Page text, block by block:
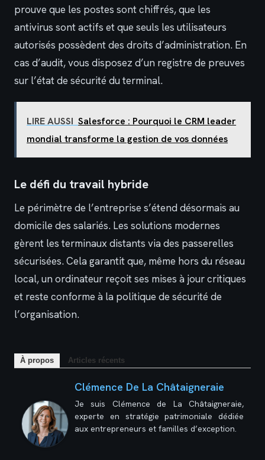
prouve que les postes sont chiffrés, que les
antivirus sont actifs et que seuls les utilisateurs
autorisés possèdent des droits d’administration. En
cas d’audit, vous disposez d’un registre de preuves
sur l’état de sécurité du terminal.
LIRE AUSSI Salesforce : Pourquoi le CRM leader
mondial transforme la gestion de vos données
Le défi du travail hybride
Le périmètre de l’entreprise s’étend désormais au
domicile des salariés. Les solutions modernes
gèrent les terminaux distants via des passerelles
sécurisées. Cela garantit que, même hors du réseau
local, un ordinateur reçoit ses mises à jour critiques
et reste conforme à la politique de sécurité de
l’organisation.
À propos Articles récents
Clémence De La Châtaigneraie
Je suis Clémence de La Châtaigneraie,
experte en stratégie patrimoniale dédiée
aux entrepreneurs et familles d’exception.